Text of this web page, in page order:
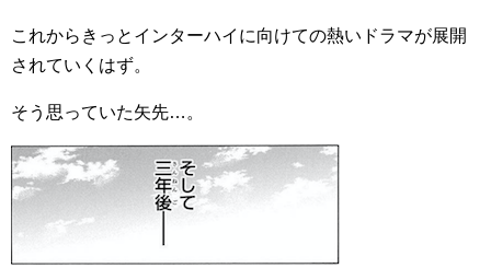
これからきっとインターハイに向けての熱いドラマが展開
されていくはず。
そう思っていた矢先…。